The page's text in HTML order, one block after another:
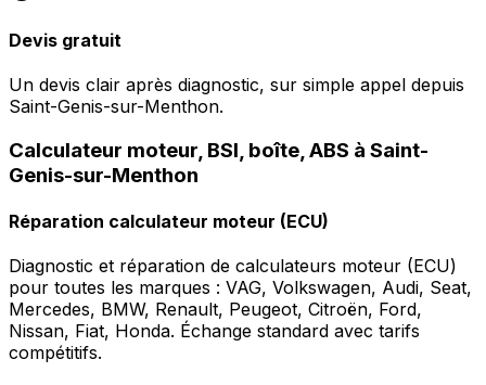
Devis gratuit
Un devis clair après diagnostic, sur simple appel depuis
Saint-Genis-sur-Menthon.
Calculateur moteur, BSI, boîte, ABS à Saint-
Genis-sur-Menthon
Réparation calculateur moteur (ECU)
Diagnostic et réparation de calculateurs moteur (ECU)
pour toutes les marques : VAG, Volkswagen, Audi, Seat,
Mercedes, BMW, Renault, Peugeot, Citroën, Ford,
Nissan, Fiat, Honda. Échange standard avec tarifs
compétitifs.